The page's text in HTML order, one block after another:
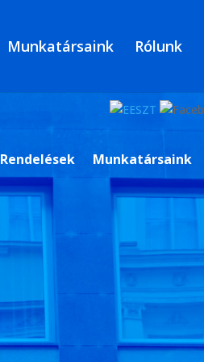
Munkatársaink Rólunk
Rendelések Munkatársaink